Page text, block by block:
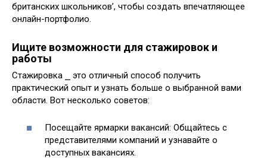
британских школьников’, чтобы создать впечатляющее
онлайн-портфолио.
Ищите возможности для стажировок и
работы
Стажировка ⎯ это отличный способ получить
практический опыт и узнать больше о выбранной вами
области. Вот несколько советов:
Посещайте ярмарки вакансий: Общайтесь с
представителями компаний и узнавайте о
доступных вакансиях.